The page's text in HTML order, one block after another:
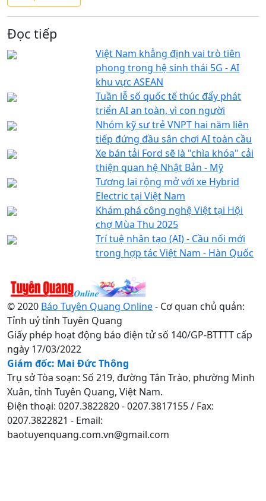
Đọc tiếp
Việt Nam khẳng định vai trò tiên
phong trong hệ sinh thái 5G - AI
khu vực ASEAN
Tuần lễ số quốc tế thúc đẩy phát
triển AI an toàn, vì con người
Nhóm kỹ sư trẻ VNPT hai năm liên
tiếp đứng đầu sân chơi AI toàn cầu
Xe bán tải Ford sẽ là "chìa khóa" cải
thiện quan hệ Nhật Bản - Mỹ
Tương lai rộng mở với xe Hybrid
Electric tại Việt Nam
Khám phá công nghệ Việt tại Hội
chợ Mùa Thu 2025
Trí tuệ nhân tạo (AI) - Cầu nối mới
trong hợp tác Việt Nam - Hàn Quốc
© 2020 Báo Tuyên Quang Online- Cơ quan chủ quản:
Tỉnh uỷ tỉnh Tuyên Quang
Giấy phép hoạt động báo điện tử số 140/GP-BTTTT cấp
ngày 17/03/2022
Giám đốc: Mai Đức Thông
Trụ sở Tòa soạn: Số 219, đường Tân Trào, phường Minh
Xuân, tỉnh Tuyên Quang, Việt Nam.
Điện thoại: 0207.3822820 - 0207.3817155 / Fax:
0207.3822821 - Email:
baotuyenquang.com.vn@gmail.com